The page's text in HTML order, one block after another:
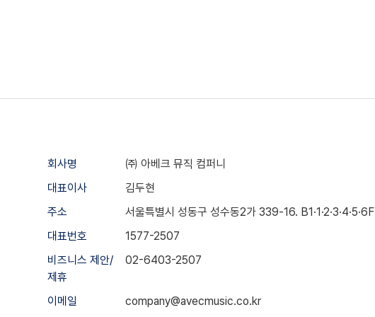
회사명
㈜ 아베크 뮤직 컴퍼니
대표이사
김두현
주소
서울특별시 성동구 성수동2가 339-16. B1·1·2·3·4·5·6F
대표번호
1577-2507
비즈니스 제안/
제휴
02-6403-2507
이메일 company@avecmusic.co.kr